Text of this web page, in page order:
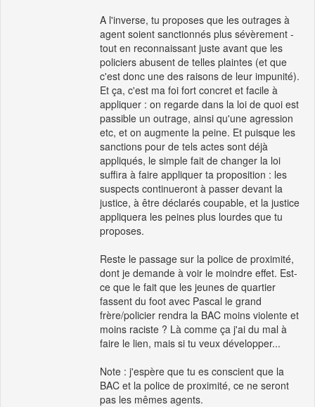
A l'inverse, tu proposes que les outrages à
agent soient sanctionnés plus sévèrement -
tout en reconnaissant juste avant que les
policiers abusent de telles plaintes (et que
c'est donc une des raisons de leur impunité).
Et ça, c'est ma foi fort concret et facile à
appliquer : on regarde dans la loi de quoi est
passible un outrage, ainsi qu'une agression
etc, et on augmente la peine. Et puisque les
sanctions pour de tels actes sont déjà
appliqués, le simple fait de changer la loi
suffira à faire appliquer ta proposition : les
suspects continueront à passer devant la
justice, à être déclarés coupable, et la justice
appliquera les peines plus lourdes que tu
proposes.
Reste le passage sur la police de proximité,
dont je demande à voir le moindre effet. Est-
ce que le fait que les jeunes de quartier
fassent du foot avec Pascal le grand
frère/policier rendra la BAC moins violente et
moins raciste ? Là comme ça j'ai du mal à
faire le lien, mais si tu veux développer...
Note : j'espère que tu es conscient que la
BAC et la police de proximité, ce ne seront
pas les mêmes agents.